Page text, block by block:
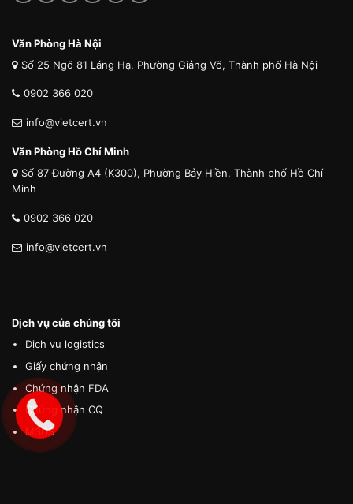
Văn Phòng Hà Nội
Số 25 Ngõ 81 Láng Hạ, Phường Giảng Võ, Thành phố Hà Nội
0902 366 020
info@vietcert.vn
Văn Phòng Hồ Chí Minh
Số 87 Đường A4 (K300), Phường Bảy Hiền, Thành phố Hồ Chí
Minh
0902 366 020
info@vietcert.vn
Dịch vụ của chúng tôi
Dịch vụ logistics
Giấy chứng nhận
Chứng nhận FDA
Chứng nhận CQ
MSDS